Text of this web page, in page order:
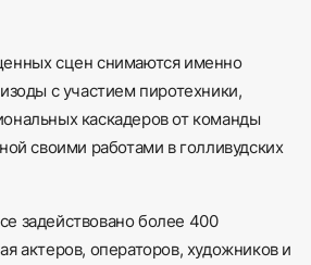
сцен снимаются именно
с участием пиротехники,
каскадеров от команды
своими работами в голливудских
задействовано более 400
актеров, операторов, художников и